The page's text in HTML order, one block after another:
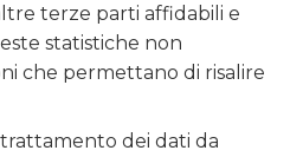
terze parti affidabili e
statistiche non
che permettano di risalire
dei dati da